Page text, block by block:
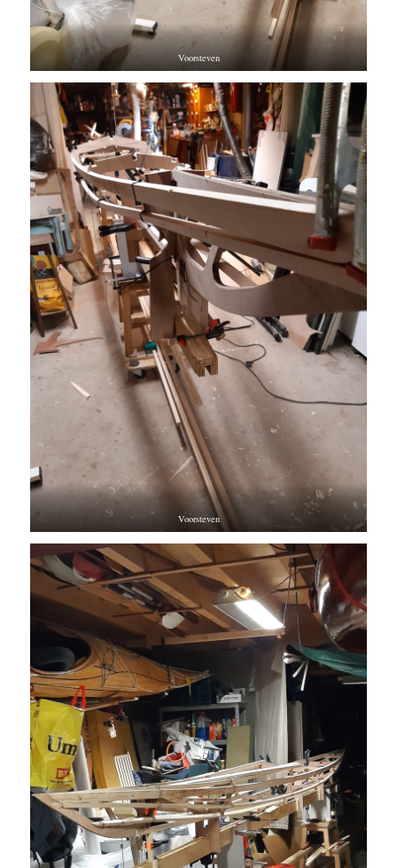
Voorsteven
Voorsteven